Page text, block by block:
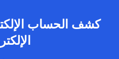
كشف الحساب